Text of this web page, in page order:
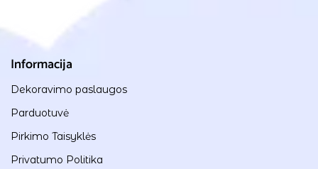
Informacija
Dekoravimo paslaugos
Parduotuvė
Pirkimo Taisyklės
Privatumo Politika